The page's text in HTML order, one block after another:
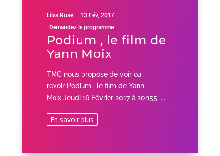
Lilas Rose 13 Fév, 2017
Demandez le programme
Podium , le film de
Yann Moix
TMC nous propose de voir ou
revoir Podium , le film de Yann
Moix Jeudi 16 Février 2017 à 20h55 ....
En savoir plus